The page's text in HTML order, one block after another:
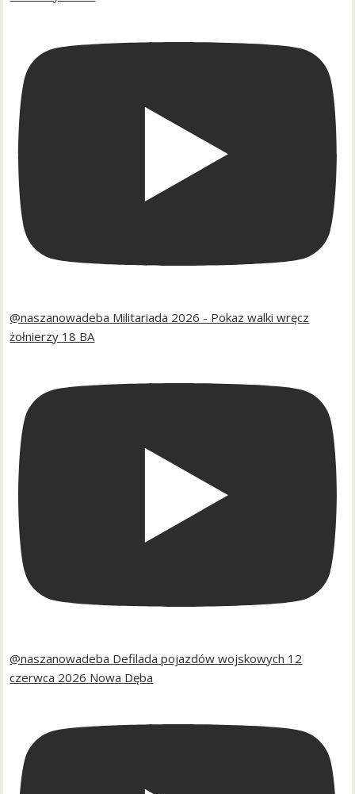
@naszanowadeba Militariada 2026 - Pokaz walki wręcz
żołnierzy 18 BA
@naszanowadeba Defilada pojazdów wojskowych 12
czerwca 2026 Nowa Dęba